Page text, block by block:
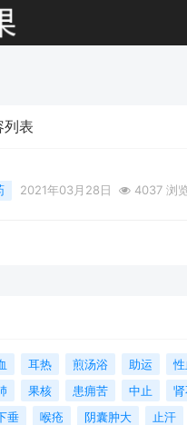
列表
2021年03月28日 4037 浏
耳热 煎汤浴 助运 性
果核 患痈苦 中止
垂 喉疮 阴囊肿大 止汗